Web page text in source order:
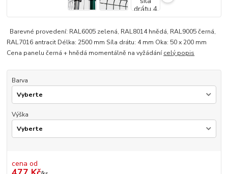
Barevné provedení: RAL6005 zelená, RAL8014 hnědá, RAL9005 černá,
RAL7016 antracit Délka: 2500 mm Síla drátu: 4 mm Oka: 50 x 200 mm
Cena panelu černá + hnědá momentálně na vyžádánícelý popis
Barva
Výška
cena od